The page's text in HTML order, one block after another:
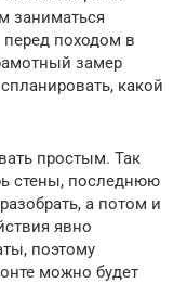
заниматься
походом в
замер
какой
простым. Так
стены, последнюю
а потом и
явно
поэтому
можно будет